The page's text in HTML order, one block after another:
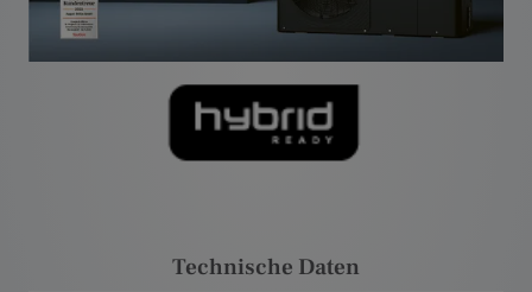
Technische Daten